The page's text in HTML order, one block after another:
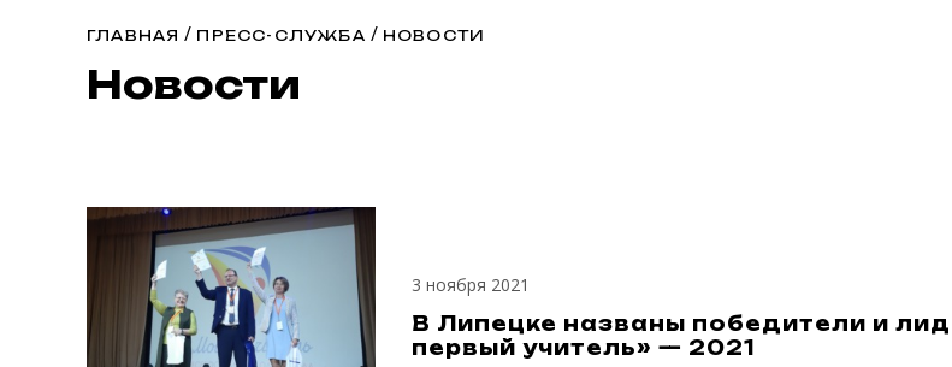
ГЛАВНАЯ / ПРЕСС-СЛУЖБА / НОВОСТИ
Новости
3 ноября 2021
В Липецке названы победители и
первый учитель» — 2021